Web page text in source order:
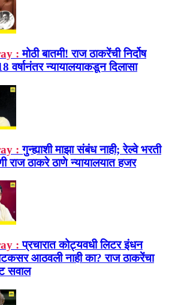
: मोठी बातमी! राज ठाकरेंची निर्दोष
वर्षानंतर न्यायालयाकडून दिलासा
: गुन्ह्याशी माझा संबंध नाही; रेल्वे भरती
राज ठाकरे ठाणे न्यायालयात हजर
: प्रचारात कोट्यवधी लिटर इंधन
आठवली नाही का? राज ठाकरेंचा
सवाल